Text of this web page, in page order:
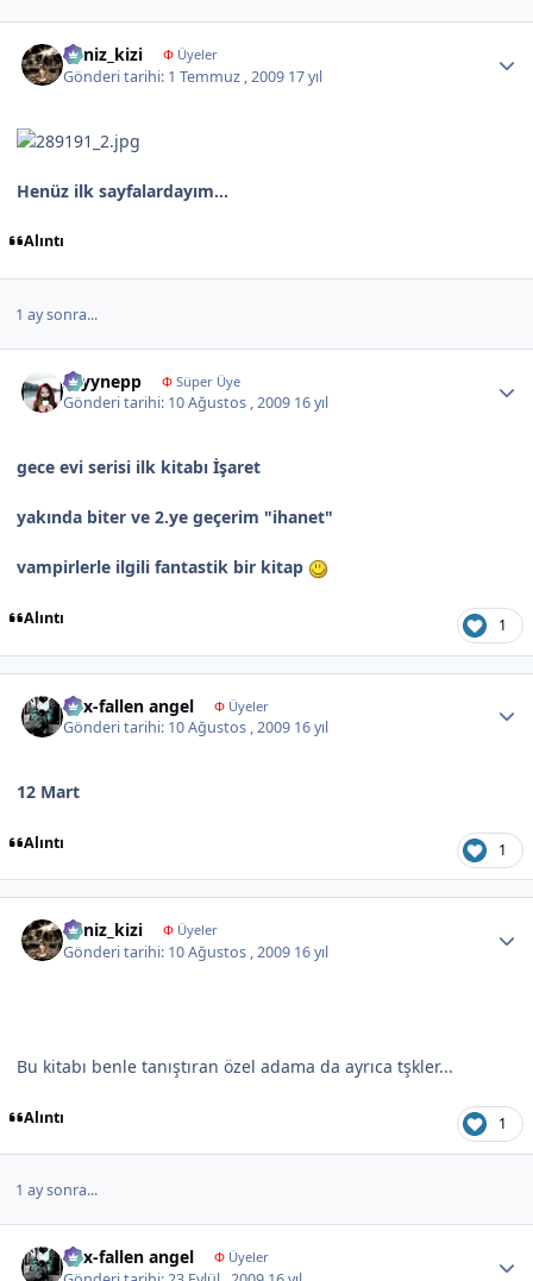
deniz_kizi ΦÜyeler
Gönderi tarihi: 1 Temmuz , 2009 17 yıl
Henüz ilk sayfalardayım...
Alıntı
1 ay sonra...
zeyynepp ΦSüper Üye
Gönderi tarihi: 10 Ağustos , 2009 16 yıl
gece evi serisi ilk kitabı İşaret
yakında biter ve 2.ye geçerim "ihanet"
vampirlerle ilgili fantastik bir kitap
Alıntı 1
nyx-fallen angel ΦÜyeler
Gönderi tarihi: 10 Ağustos , 2009 16 yıl
12 Mart
Alıntı 1
deniz_kizi ΦÜyeler
Gönderi tarihi: 10 Ağustos , 2009 16 yıl
Bu kitabı benle tanıştıran özel adama da ayrıca tşkler...
Alıntı 1
1 ay sonra...
nyx-fallen angel ΦÜyeler